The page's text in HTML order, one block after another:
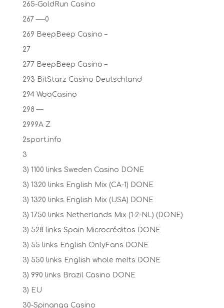
265-GoldRun Casino
267 —-0
269 BeepBeep Casino –
27
277 BeepBeep Casino –
293 BitStarz Casino Deutschland
294 WooCasino
298 —
2999A Z
2sport.info
3
3) 1100 links Sweden Casino DONE
3) 1320 links English Mix (CA-1) DONE
3) 1320 links English Mix (USA) DONE
3) 1750 links Netherlands Mix (1-2-NL) (DONE)
3) 528 links Spain Microcréditos DONE
3) 55 links English OnlyFans DONE
3) 550 links English whole melts DONE
3) 990 links Brazil Casino DONE
3) EU
30-Spinanga Casino